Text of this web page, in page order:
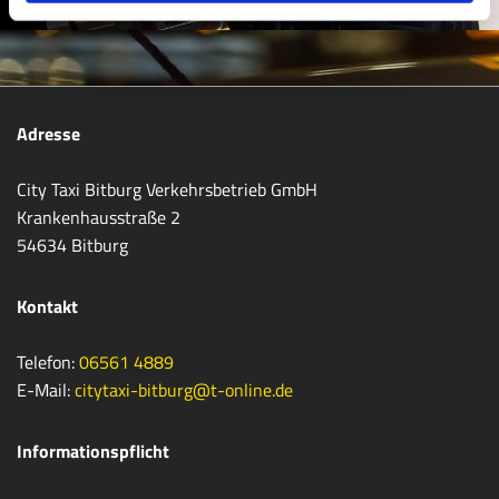
Adresse
City Taxi Bitburg Verkehrsbetrieb GmbH
Krankenhausstraße 2
54634 Bitburg
Kontakt
Telefon:06561 4889
E-Mail:citytaxi-bitburg@t-online.de
Informationspflicht